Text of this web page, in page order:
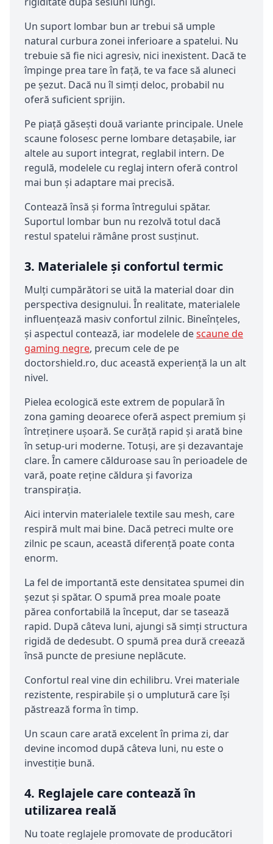
Un suport lombar bun ar trebui să umple
natural curbura zonei inferioare a spatelui. Nu
trebuie să fie nici agresiv, nici inexistent. Dacă te
împinge prea tare în față, te va face să aluneci
pe șezut. Dacă nu îl simți deloc, probabil nu
oferă suficient sprijin.
Pe piață găsești două variante principale. Unele
scaune folosesc perne lombare detașabile, iar
altele au suport integrat, reglabil intern. De
regulă, modelele cu reglaj intern oferă control
mai bun și adaptare mai precisă.
Contează însă și forma întregului spătar.
Suportul lombar bun nu rezolvă totul dacă
restul spatelui rămâne prost susținut.
3. Materialele și confortul termic
Mulți cumpărători se uită la material doar din
perspectiva designului. În realitate, materialele
influențează masiv confortul zilnic. Bineînțeles,
și aspectul contează, iar modelele descaune de
gaming negre, precum cele de pe
doctorshield.ro, duc această experiență la un alt
nivel.
Pielea ecologică este extrem de populară în
zona gaming deoarece oferă aspect premium și
întreținere ușoară. Se curăță rapid și arată bine
în setup-uri moderne. Totuși, are și dezavantaje
clare. În camere călduroase sau în perioadele de
vară, poate reține căldura și favoriza
transpirația.
Aici intervin materialele textile sau mesh, care
respiră mult mai bine. Dacă petreci multe ore
zilnic pe scaun, această diferență poate conta
enorm.
La fel de importantă este densitatea spumei din
șezut și spătar. O spumă prea moale poate
părea confortabilă la început, dar se tasează
rapid. După câteva luni, ajungi să simți structura
rigidă de dedesubt. O spumă prea dură creează
însă puncte de presiune neplăcute.
Confortul real vine din echilibru. Vrei materiale
rezistente, respirabile și o umplutură care își
păstrează forma în timp.
Un scaun care arată excelent în prima zi, dar
devine incomod după câteva luni, nu este o
investiție bună.
4. Reglajele care contează în
utilizarea reală
Nu toate reglajele promovate de producători